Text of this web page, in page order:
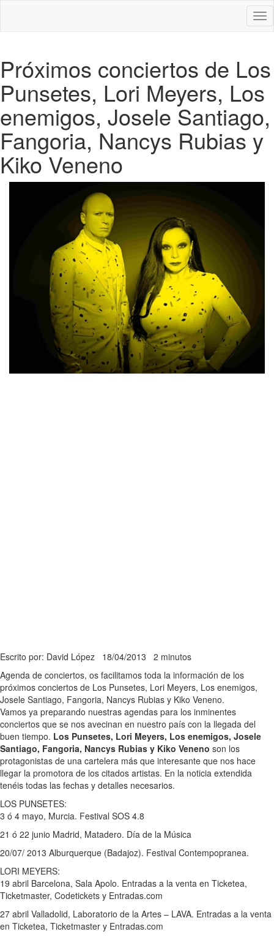
Próximos conciertos de Los
Punsetes, Lori Meyers, Los
enemigos, Josele Santiago,
Fangoria, Nancys Rubias y
Kiko Veneno
Escrito por: David López 18/04/2013 2 minutos
Agenda de conciertos, os facilitamos toda la información de los
próximos conciertos de Los Punsetes, Lori Meyers, Los enemigos,
Josele Santiago, Fangoria, Nancys Rubias y Kiko Veneno.
Vamos ya preparando nuestras agendas para los inminentes
conciertos que se nos avecinan en nuestro país con la llegada del
buen tiempo. Los Punsetes, Lori Meyers, Los enemigos, Josele
Santiago, Fangoria, Nancys Rubias y Kiko Veneno son los
protagonistas de una cartelera más que interesante que nos hace
llegar la promotora de los citados artistas. En la noticia extendida
tenéis todas las fechas y detalles necesarios.
LOS PUNSETES:
3 ó 4 mayo, Murcia. Festival SOS 4.8
21 ó 22 junio Madrid, Matadero. Día de la Música
20/07/ 2013 Alburquerque (Badajoz). Festival Contempopranea.
LORI MEYERS:
19 abril Barcelona, Sala Apolo. Entradas a la venta en Ticketea,
Ticketmaster, Codetickets y Entradas.com
27 abril Valladolid, Laboratorio de la Artes – LAVA. Entradas a la venta
en Ticketea, Ticketmaster y Entradas.com